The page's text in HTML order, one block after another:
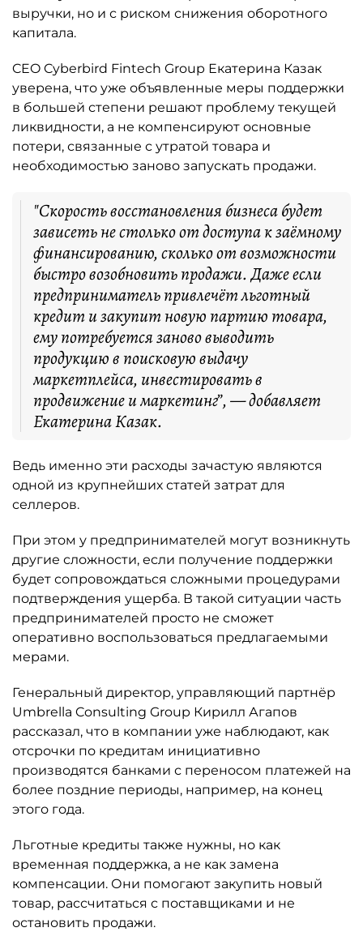
выручки, но и с риском снижения оборотного
капитала.
CEO Cyberbird Fintech Group Екатерина Казак
уверена, что уже объявленные меры поддержки
в большей степени решают проблему текущей
ликвидности, а не компенсируют основные
потери, связанные с утратой товара и
необходимостью заново запускать продажи.
"Скорость восстановления бизнеса будет
зависеть не столько от доступа к заёмному
финансированию, сколько от возможности
быстро возобновить продажи. Даже если
предприниматель привлечёт льготный
кредит и закупит новую партию товара,
ему потребуется заново выводить
продукцию в поисковую выдачу
маркетплейса, инвестировать в
продвижение и маркетинг”, — добавляет
Екатерина Казак.
Ведь именно эти расходы зачастую являются
одной из крупнейших статей затрат для
селлеров.
При этом у предпринимателей могут возникнуть
другие сложности, если получение поддержки
будет сопровождаться сложными процедурами
подтверждения ущерба. В такой ситуации часть
предпринимателей просто не сможет
оперативно воспользоваться предлагаемыми
мерами.
Генеральный директор, управляющий партнёр
Umbrella Consulting Group Кирилл Агапов
рассказал, что в компании уже наблюдают, как
отсрочки по кредитам инициативно
производятся банками с переносом платежей на
более поздние периоды, например, на конец
этого года.
Льготные кредиты также нужны, но как
временная поддержка, а не как замена
компенсации. Они помогают закупить новый
товар, рассчитаться с поставщиками и не
остановить продажи.